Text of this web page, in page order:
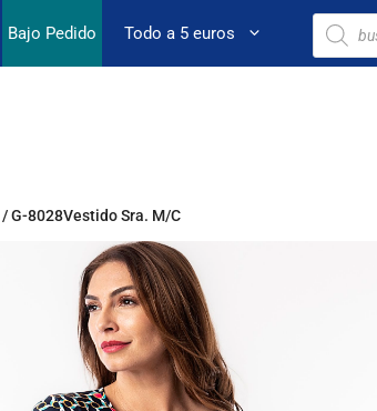
Bajo Pedido Todo a 5 euros
/ G-8028Vestido Sra. M/C